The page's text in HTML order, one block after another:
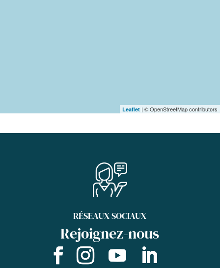
Leaflet | © OpenStreetMap contributors
RÉSEAUX SOCIAUX
Rejoignez-nous